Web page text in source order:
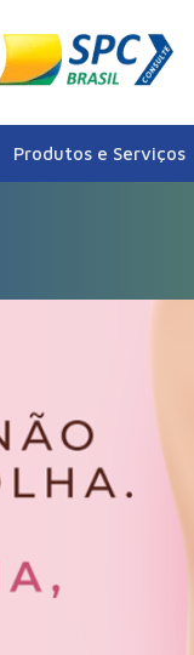
Produtos e Serviços